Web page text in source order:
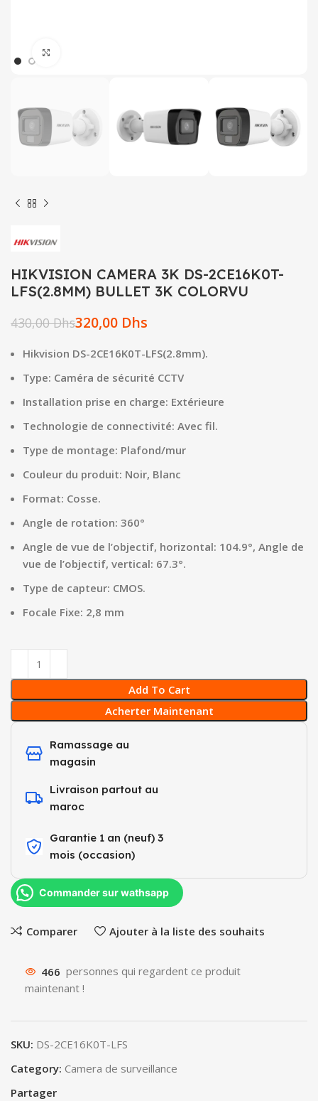
HIKVISION CAMERA 3K DS-2CE16K0T-
LFS(2.8MM) BULLET 3K COLORVU
430,00Dhs320,00 Dhs
Hikvision DS-2CE16K0T-LFS(2.8mm).
Type: Caméra de sécurité CCTV
Installation prise en charge: Extérieure
Technologie de connectivité: Avec fil.
Type de montage: Plafond/mur
Couleur du produit: Noir, Blanc
Format: Cosse.
Angle de rotation: 360°
Angle de vue de l’objectif, horizontal: 104.9°, Angle de
vue de l’objectif, vertical: 67.3°.
Type de capteur: CMOS.
Focale Fixe: 2,8 mm
Add To Cart
Acherter Maintenant
Ramassage au
magasin
Livraison partout au
maroc
Garantie 1 an (neuf) 3
mois (occasion)​
Commander sur wathsapp
Comparer Ajouter à la liste des souhaits
466 personnes qui regardent ce produit
maintenant !
SKU: DS-2CE16K0T-LFS
Category: Camera de surveillance
Partager